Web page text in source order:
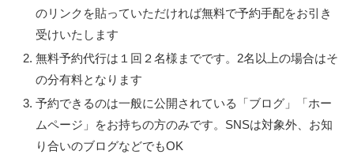
のリンクを貼っていただければ無料で予約手配をお引き
受けいたします
無料予約代行は１回２名様までです。2名以上の場合はそ
の分有料となります
予約できるのは一般に公開されている「ブログ」「ホー
ムページ」をお持ちの方のみです。SNSは対象外、お知
り合いのブログなどでもOK